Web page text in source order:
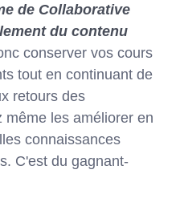
de Collaborative
du contenu
conserver vos cours
tout en continuant de
retours des
même les améliorer en
connaissances
C'est du gagnant-